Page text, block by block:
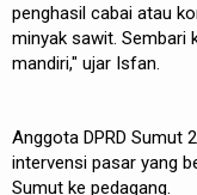
penghasil cabai atau
minyak sawit. Sembari
mandiri," ujar Isfan.
Anggota DPRD Sumut
intervensi pasar yang
Sumut ke pedagang.